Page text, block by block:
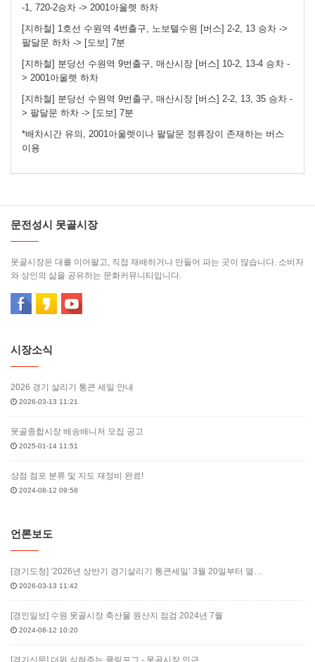
-1, 720-2승차 -> 2001아울렛 하차
[지하철] 1호선 수원역 4번출구, 노보텔수원 [버스] 2-2, 13 승차 ->
팔달문 하차 -> [도보] 7분
[지하철] 분당선 수원역 9번출구, 매산시장 [버스] 10-2, 13-4 승차 -
> 2001아울렛 하차
[지하철] 분당선 수원역 9번출구, 매산시장 [버스] 2-2, 13, 35 승차 -
> 팔달문 하차 -> [도보] 7분
*배차시간 유의, 2001아울렛이나 팔달문 정류장이 존재하는 버스
이용
문전성시 못골시장
못골시장은 대를 이어팔고, 직접 재배하거나 만들어 파는 곳이 많습니다. 소비자
와 상인의 삶을 공유하는 문화커뮤니티입니다.
시장소식
2026 경기 살리기 통큰 세일 안내
2026-03-13 11:21
못골종합시장 배송배니저 모집 공고
2025-01-14 11:51
상점 점포 분류 및 지도 재정비 완료!
2024-08-12 09:58
언론보도
[경기도청] ‘2026년 상반기 경기살리기 통큰세일’ 3월 20일부터 열…
2026-03-13 11:42
[경인일보] 수원 못골시장 축산물 원산지 점검 2024년 7월
2024-08-12 10:20
[경기신문] 더위 식혀주는 쿨링포그 - 못골시장 인근